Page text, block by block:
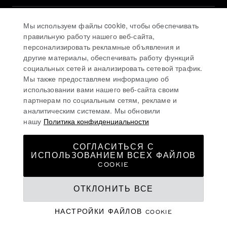
ОСТАВАЙТЕСЬ В КУРСЕ
ПОЛИТИКА КОНФИДЕНЦИАЛЬНОСТИ
ПОЛИТИКА ИСПОЛЬЗОВАНИЯ ФАЙЛОВ COOKIE
ГОРЯЧАЯ ЛИНИЯ
Мы используем файлы cookie, чтобы обеспечивать
правильную работу нашего веб-сайта,
персонализировать рекламные объявления и
другие материалы, обеспечивать работу функций
социальных сетей и анализировать сетевой трафик.
Мы также предоставляем информацию об
использовании вами нашего веб-сайта своим
партнерам по социальным сетям, рекламе и
аналитическим системам. Мы обновили
нашу Политика конфиденциальности
НАСТРОЙКИ ФАЙЛОВ COOKIE
ОТКЛОНИТЬ ВСЕ
СОГЛАСИТЬСЯ С
ИСПОЛЬЗОВАНИЕМ ВСЕХ ФАЙЛОВ
COOKIE